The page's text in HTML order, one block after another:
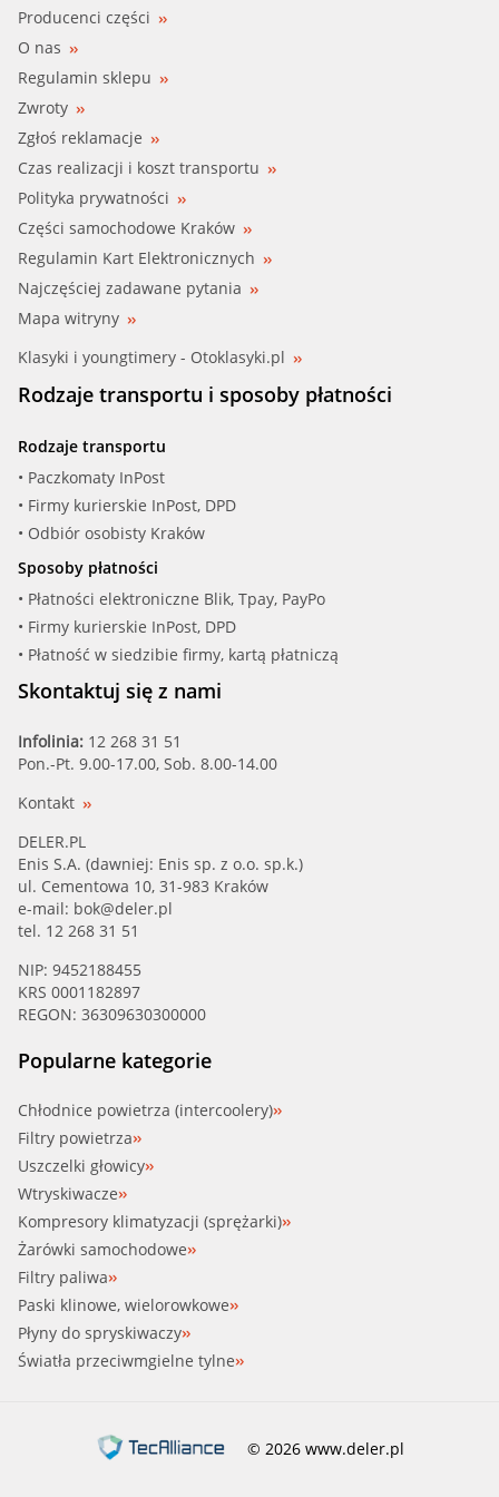
Producenci części
O nas
Regulamin sklepu
Zwroty
Zgłoś reklamacje
Czas realizacji i koszt transportu
Polityka prywatności
Części samochodowe Kraków
Regulamin Kart Elektronicznych
Najczęściej zadawane pytania
Mapa witryny
Klasyki i youngtimery - Otoklasyki.pl
Rodzaje transportu i sposoby płatności
Rodzaje transportu
• Paczkomaty InPost
• Firmy kurierskie InPost, DPD
• Odbiór osobisty Kraków
Sposoby płatności
• Płatności elektroniczne Blik, Tpay, PayPo
• Firmy kurierskie InPost, DPD
• Płatność w siedzibie firmy, kartą płatniczą
Skontaktuj się z nami
Infolinia: 12 268 31 51
Pon.-Pt. 9.00-17.00, Sob. 8.00-14.00
Kontakt
DELER.PL
Enis S.A. (dawniej: Enis sp. z o.o. sp.k.)
ul. Cementowa 10, 31-983 Kraków
e-mail: bok@deler.pl
tel. 12 268 31 51
NIP: 9452188455
KRS 0001182897
REGON: 36309630300000
Popularne kategorie
Chłodnice powietrza (intercoolery)
Filtry powietrza
Uszczelki głowicy
Wtryskiwacze
Kompresory klimatyzacji (sprężarki)
Żarówki samochodowe
Filtry paliwa
Paski klinowe, wielorowkowe
Płyny do spryskiwaczy
Światła przeciwmgielne tylne
© 2026 www.deler.pl